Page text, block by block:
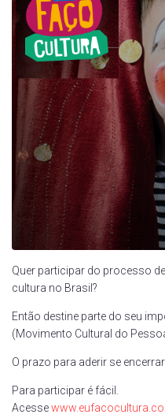
Quer participar do processo
cultura no Brasil?
Então destine parte do seu
(Movimento Cultural do
O prazo para aderir se
Para participar é fácil.
Acesse